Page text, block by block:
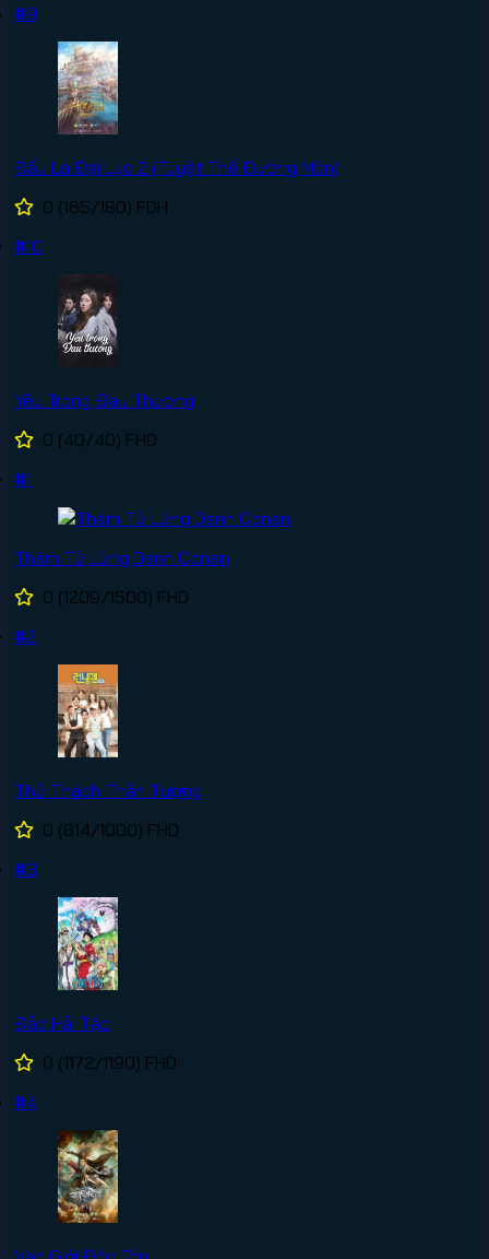
#9
Đấu La Đại Lục 2 (Tuyệt Thế Đường Môn)
0 (165/180) FDH
#10
Yêu Trong Đau Thương
0 (40/40) FHD
#1
Thám Tử Lừng Danh Conan
0 (1209/1500) FHD
#2
Thử Thách Thần Tượng
0 (814/1000) FHD
#3
Đảo Hải Tặc
0 (1172/1190) FHD
#4